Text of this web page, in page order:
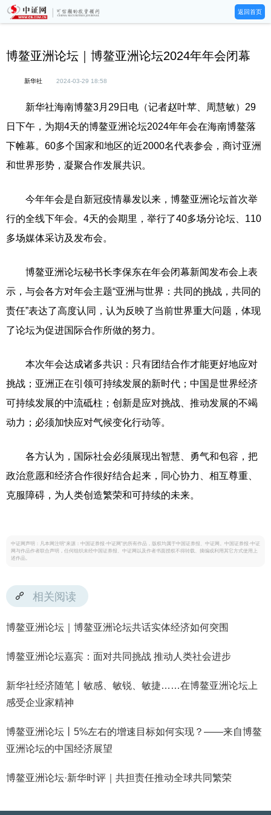
返回首页
博鳌亚洲论坛｜博鳌亚洲论坛2024年年会闭幕
新华社 2024-03-29 18:58
新华社海南博鳌3月29日电（记者赵叶苹、周慧敏）29
日下午，为期4天的博鳌亚洲论坛2024年年会在海南博鳌落
下帷幕。60多个国家和地区的近2000名代表参会，商讨亚洲
和世界形势，凝聚合作发展共识。
今年年会是自新冠疫情暴发以来，博鳌亚洲论坛首次举
行的全线下年会。4天的会期里，举行了40多场分论坛、110
多场媒体采访及发布会。
博鳌亚洲论坛秘书长李保东在年会闭幕新闻发布会上表
示，与会各方对年会主题“亚洲与世界：共同的挑战，共同的
责任”表达了高度认同，认为反映了当前世界重大问题，体现
了论坛为促进国际合作所做的努力。
本次年会达成诸多共识：只有团结合作才能更好地应对
挑战；亚洲正在引领可持续发展的新时代；中国是世界经济
可持续发展的中流砥柱；创新是应对挑战、推动发展的不竭
动力；必须加快应对气候变化行动等。
各方认为，国际社会必须展现出智慧、勇气和包容，把
政治意愿和经济合作很好结合起来，同心协力、相互尊重、
克服障碍，为人类创造繁荣和可持续的未来。
中证网声明：凡本网注明“来源：中国证券报·中证网”的所有作品，版权均属于中国证券报、中证网。中国证券报·中证
网与作品作者联合声明，任何组织未经中国证券报、中证网以及作者书面授权不得转载、摘编或利用其它方式使用上
述作品。
相关阅读
博鳌亚洲论坛｜博鳌亚洲论坛共话实体经济如何突围
博鳌亚洲论坛嘉宾：面对共同挑战 推动人类社会进步
新华社经济随笔丨敏感、敏锐、敏捷……在博鳌亚洲论坛上
感受企业家精神
博鳌亚洲论坛丨5%左右的增速目标如何实现？——来自博鳌
亚洲论坛的中国经济展望
博鳌亚洲论坛·新华时评｜共担责任推动全球共同繁荣